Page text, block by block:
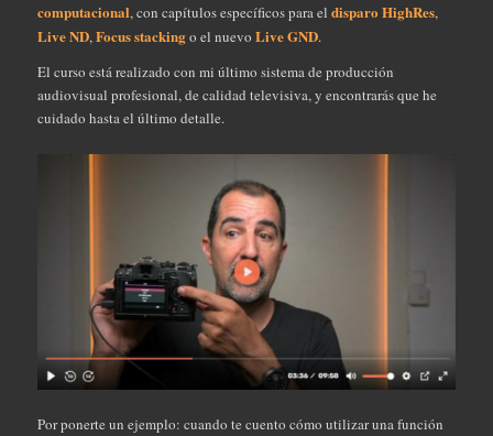
computacional, con capítulos específicos para el disparo HighRes,
Live ND,Focus stackingo el nuevo Live GND.
El curso está realizado con mi último sistema de producción
audiovisual profesional, de calidad televisiva, y encontrarás que he
cuidado hasta el último detalle.
Por ponerte un ejemplo: cuando te cuento cómo utilizar una función